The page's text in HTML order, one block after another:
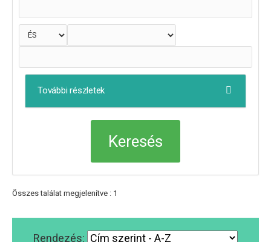
További részletek
Összes találat megjelenítve : 1
Rendezés: